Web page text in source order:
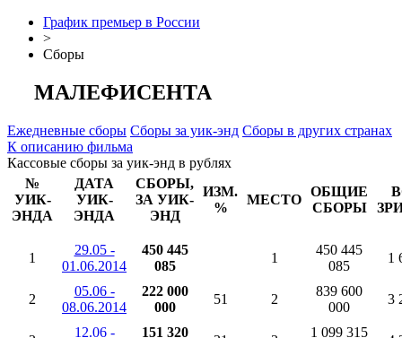
График премьер в России
>
Сборы
МАЛЕФИСЕНТА
Ежедневные сборы Сборы за уик-энд Сборы в других странах
К описанию фильма
Кассовые сборы за уик-энд в рублях
№
УИК-
ЭНДА
ДАТА
УИК-
ЭНДА
СБОРЫ,
ЗА УИК-
ЭНД
ИЗМ.
%
МЕСТО
ОБЩИЕ
СБОРЫ
1
29.05 -
01.06.2014
450 445
085
1
450 445
085
1
2
05.06 -
08.06.2014
222 000
000
51 2
839 600
000
3
12.06 -
151 320
1 099 315